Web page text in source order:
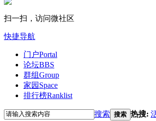
扫一扫，访问微社区
快捷导航
门户Portal
论坛BBS
群组Group
家园 Space
排行榜Ranklist
搜索 搜索 热搜: